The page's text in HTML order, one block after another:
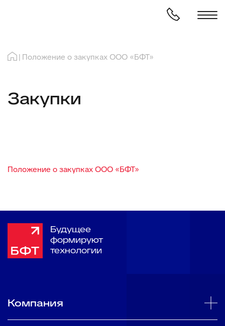
Положение о закупках ООО «БФТ»
Закупки
Положение о закупках ООО «БФТ»
Будущее
формируют
технологии
Компания